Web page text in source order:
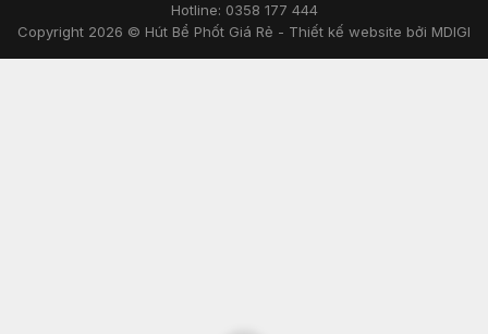
Hotline: 0358 177 444
Copyright 2026 © Hút Bể Phốt Giá Rẻ - Thiết kế website bởi MDIGI